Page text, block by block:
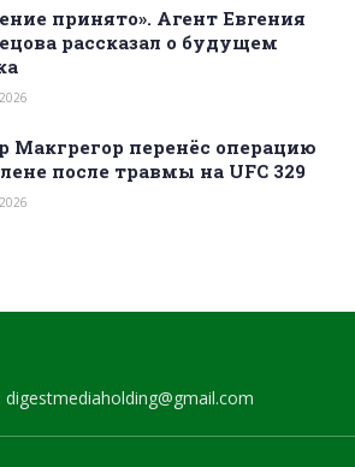
принято». Агент Евгения
рассказал о будущем
Макгрегор перенёс операцию
после травмы на UFC 329
digestmediaholding@gmail.com